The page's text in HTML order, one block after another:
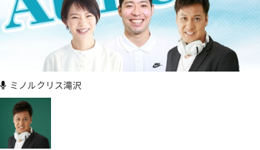
ミノルクリス滝沢